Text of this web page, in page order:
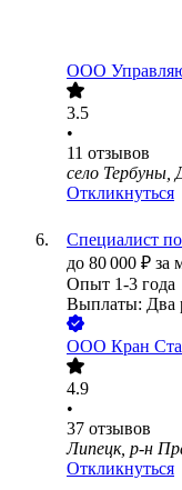
ООО
3.5
•
11 отзывов
село Тербуны,
Откликнуться
Специалист
до 80 000 ₽ за
Опыт 1-3 года
Выплаты: Два
ООО Кран
4.9
•
37 отзывов
Липецк, р-н
Откликнуться